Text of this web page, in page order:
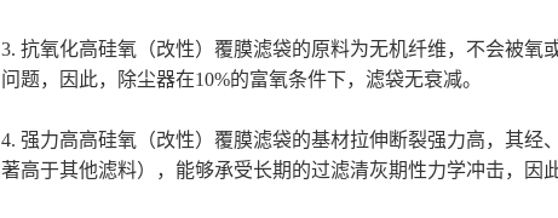
3. 抗氧化高硅氧（改性）覆膜滤袋的原料为无机纤维，不会被氧
问题，因此，除尘器在10%的富氧条件下，滤袋无衰减。
4. 强力高高硅氧（改性）覆膜滤袋的基材拉伸断裂强力高，其经
著高于其他滤料），能够承受长期的过滤清灰期性力学冲击，因